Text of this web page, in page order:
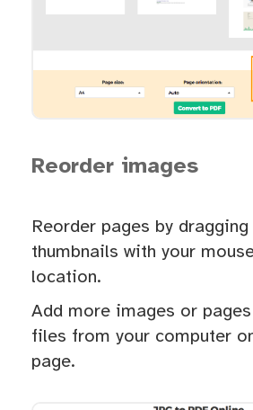
Reorder images
Reorder pages by dragging
thumbnails with your
location.
Add more images or
files from your computer
page.